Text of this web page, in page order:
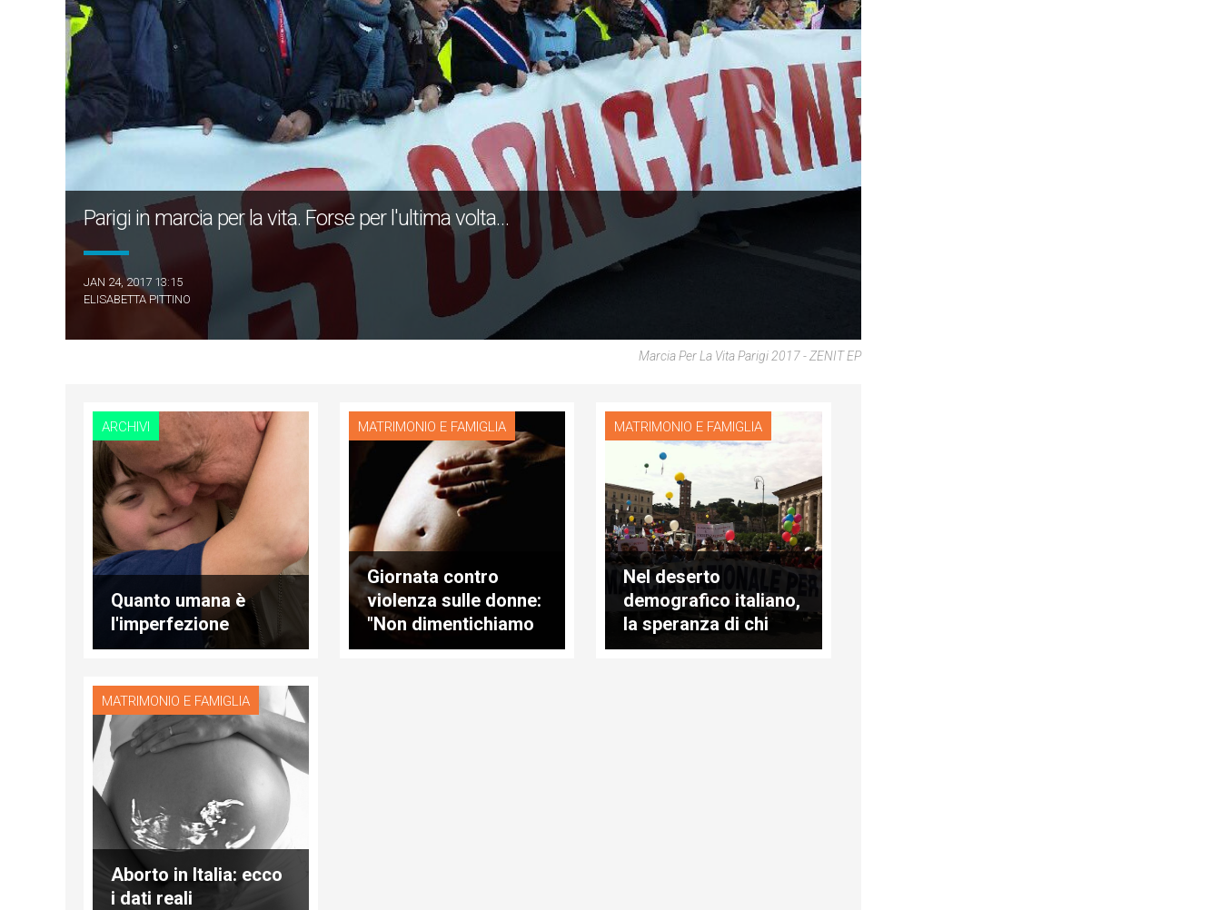
Parigi in marcia per la vita. Forse per l'ultima volta…
JAN 24, 2017 13:15
ELISABETTA PITTINO
Marcia Per La Vita Parigi 2017 - ZENIT EP
ARCHIVI
Quanto umana è
l'imperfezione
MATRIMONIO E FAMIGLIA
Giornata contro
violenza sulle donne:
"Non dimentichiamo
quelle costrette ad
MATRIMONIO E FAMIGLIA
Nel deserto
demografico italiano,
la speranza di chi
"Marcia per la Vita"
MATRIMONIO E FAMIGLIA
Aborto in Italia: ecco
i dati reali